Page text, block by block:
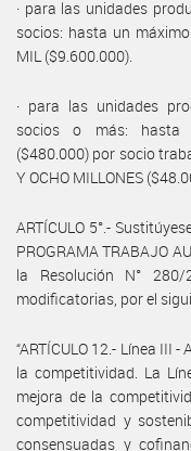
· para las unidades
socios: hasta un máximo
MIL ($9.600.000).
· para las unidades
socios o más: hasta
($480.000) por socio
Y OCHO MILLONES
ARTÍCULO 5°.-
PROGRAMA TRABAJO
la Resolución N° 280/
modificatorias, por el
“ARTÍCULO 12.- Línea III
la competitividad. La
mejora de la
competitividad y
consensuadas y